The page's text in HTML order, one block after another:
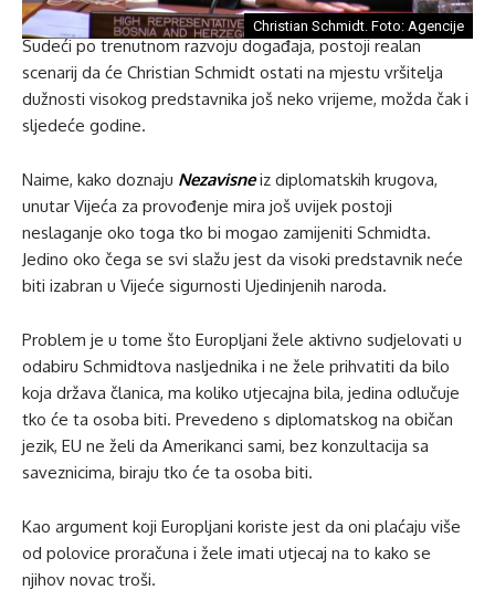
Christian Schmidt. Foto: Agencije
Sudeći po trenutnom razvoju događaja, postoji realan
scenarij da će Christian Schmidt ostati na mjestu vršitelja
dužnosti visokog predstavnika još neko vrijeme, možda čak i
sljedeće godine.
Naime, kako doznaju Nezavisneiz diplomatskih krugova,
unutar Vijeća za provođenje mira još uvijek postoji
neslaganje oko toga tko bi mogao zamijeniti Schmidta.
Jedino oko čega se svi slažu jest da visoki predstavnik neće
biti izabran u Vijeće sigurnosti Ujedinjenih naroda.
Problem je u tome što Europljani žele aktivno sudjelovati u
odabiru Schmidtova nasljednika i ne žele prihvatiti da bilo
koja država članica, ma koliko utjecajna bila, jedina odlučuje
tko će ta osoba biti. Prevedeno s diplomatskog na običan
jezik, EU ne želi da Amerikanci sami, bez konzultacija sa
saveznicima, biraju tko će ta osoba biti.
Kao argument koji Europljani koriste jest da oni plaćaju više
od polovice proračuna i žele imati utjecaj na to kako se
njihov novac troši.